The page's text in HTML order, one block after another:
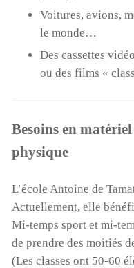
Voitures, avions,
le monde…
Des cassettes
ou des films «
Besoins en
physique
L’école Antoine de
Actuellement, elle
Mi-temps sport et mi-
de prendre des moitiés
(Les classes ont 50-60